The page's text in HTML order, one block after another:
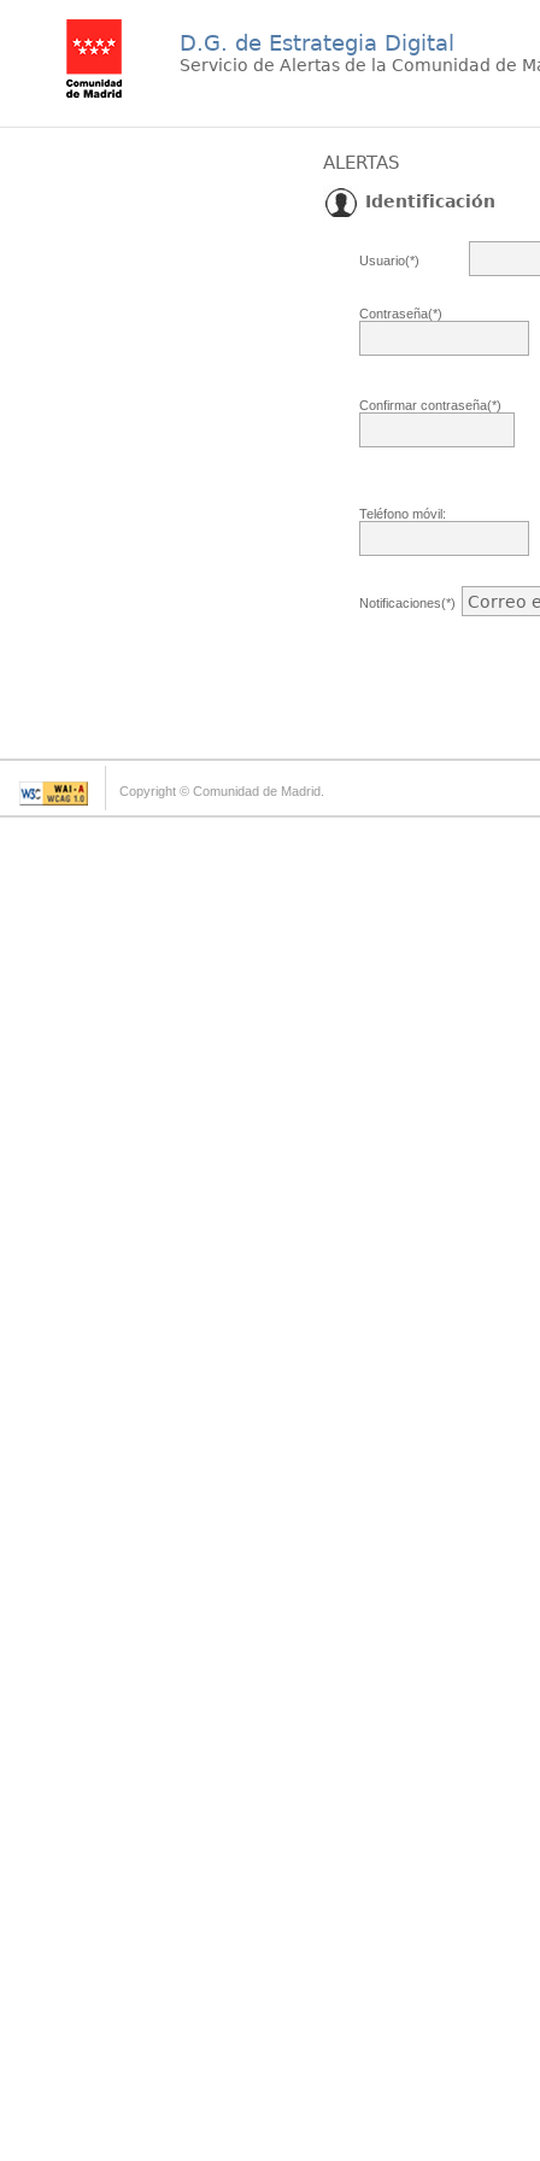
D.G. de Estrategia Digital
Servicio de Alertas de la Comunidad de
ALERTAS
Identificación
Usuario(*)
Contraseña(*)
Confirmar contraseña(*)
Teléfono móvil:
Notificaciones(*)
Copyright © Comunidad de Madrid.